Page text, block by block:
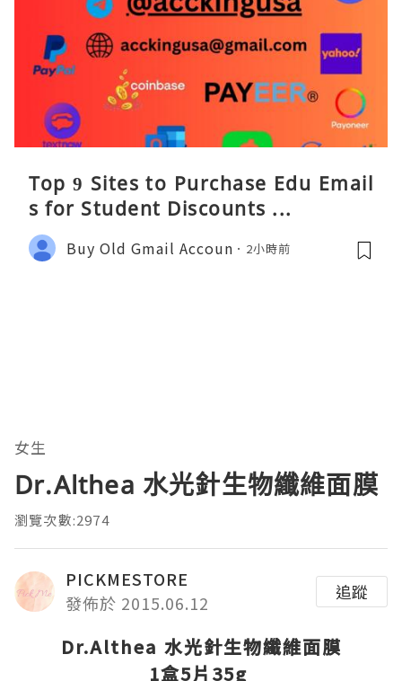
Top 9 Sites to Purchase Edu Email
s for Student Discounts ...
Buy Old Gmail Accoun 2小時前
女生
Dr.Althea 水光針生物纖維面膜
瀏覽次數:2974
PICKMESTORE
發佈於 2015.06.12
追蹤
Dr.Althea 水光針生物纖維面膜
1盒5片 35g